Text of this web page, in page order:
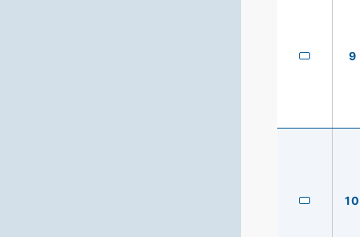
9
10